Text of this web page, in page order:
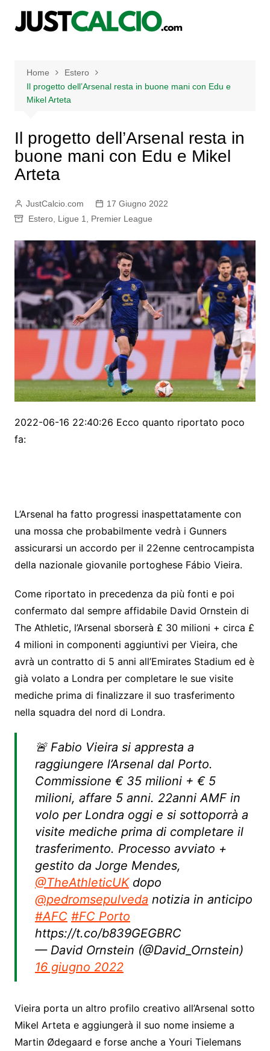
Home
Estero
Il progetto dell’Arsenal resta in buone mani con Edu e
Mikel Arteta
Il progetto dell’Arsenal resta in
buone mani con Edu e Mikel
Arteta
JustCalcio.com
17 Giugno 2022
Estero, Ligue 1 Premier League
2022-06-16 22:40:26 Ecco quanto riportato poco
fa:
L’Arsenal ha fatto progressi inaspettatamente con
una mossa che probabilmente vedrà i Gunners
assicurarsi un accordo per il 22enne centrocampista
della nazionale giovanile portoghese Fábio Vieira.
Come riportato in precedenza da più fonti e poi
confermato dal sempre affidabile David Ornstein di
The Athletic, l’Arsenal sborserà £ 30 milioni + circa £
4 milioni in componenti aggiuntivi per Vieira, che
avrà un contratto di 5 anni all’Emirates Stadium ed è
già volato a Londra per completare le sue visite
mediche prima di finalizzare il suo trasferimento
nella squadra del nord di Londra.
🚨 Fabio Vieira si appresta a
raggiungere l’Arsenal dal Porto.
Commissione € 35 milioni + € 5
milioni, affare 5 anni. 22anni AMF in
volo per Londra oggi e si sottoporrà a
visite mediche prima di completare il
trasferimento. Processo avviato +
gestito da Jorge Mendes,
@TheAthleticUKdopo
@pedromsepulveda notizia in anticipo
#AFC #FC Porto
https://t.co/b839GEGBRC
— David Ornstein (@David_Ornstein)
16 giugno 2022
Vieira porta un altro profilo creativo all’Arsenal sotto
Mikel Arteta e aggiungerà il suo nome insieme a
Martin Ødegaard e forse anche a Youri Tielemans